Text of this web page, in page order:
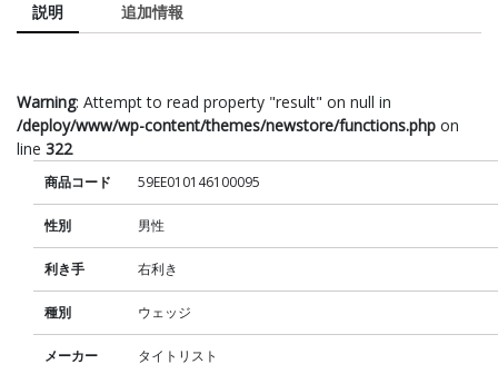
説明 追加情報
Warning: Attempt to read property "result" on null in
/deploy/www/wp-content/themes/newstore/functions.php on
line 322
商品コード 59EE010146100095
性別 男性
利き手 右利き
種別 ウェッジ
メーカー タイトリスト